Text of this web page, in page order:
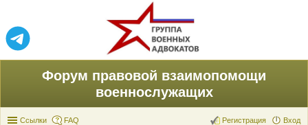
Форум правовой взаимопомощи
военнослужащих
Ссылки FAQ Вход
Регистрация